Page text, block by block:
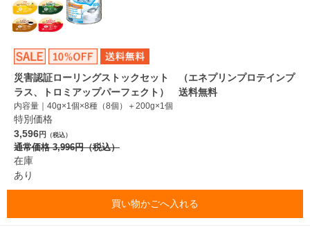
災害認証ローリングストックセット （エネプリンプロテインプ
ラス、トロミアップパーフェクト） 送料無料
内容量｜40g×1個×8種（8個）＋200g×1個
特別価格
3,596円 （税込）
通常価格3,996円（税込）
在庫
あり
買い物かごへ入れる